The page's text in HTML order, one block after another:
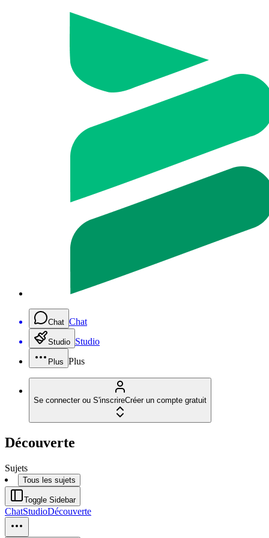
Chat Chat
Studio Studio
Plus Plus
Se connecter ou S'inscrireCréer un compte gratuit
Découverte
Sujets
Tous les sujets
Toggle Sidebar
ChatStudioDécouverte